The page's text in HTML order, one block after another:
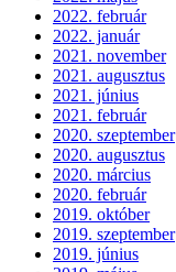
2022. február
2022. január
2021. november
2021. augusztus
2021. június
2021. február
2020. szeptember
2020. augusztus
2020. március
2020. február
2019. október
2019. szeptember
2019. június